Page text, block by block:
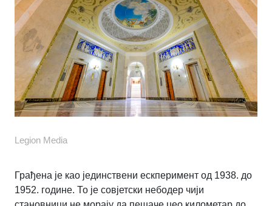
Legion Media
Грађена је као јединствени ескперимент од 1938. до
1952. године. То је совјетски небодер чији